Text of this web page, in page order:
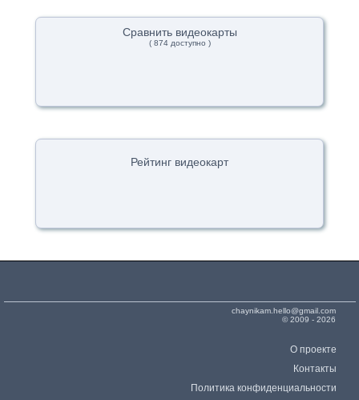
Сравнить видеокарты
( 874 доступно )
Рейтинг видеокарт
chaynikam.hello@gmail.com
© 2009 - 2026
О проекте
Контакты
Политика конфиденциальности